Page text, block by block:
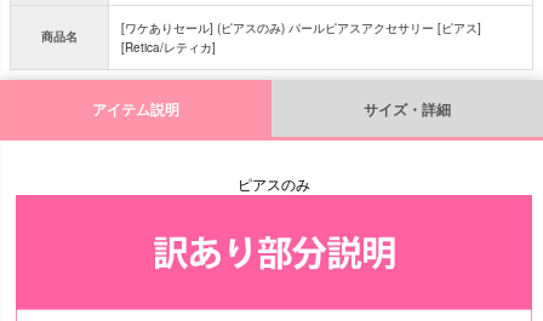
商品名
[ワケありセール] (ピアスのみ) パールピアスアクセサリー [ピアス]
[Retica/レティカ]
アイテム説明 サイズ・詳細
ピアスのみ